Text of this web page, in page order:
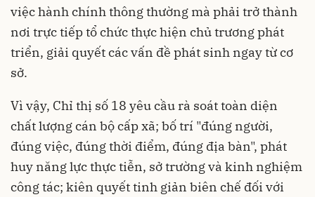
việc hành chính thông thường mà phải trở thành
nơi trực tiếp tổ chức thực hiện chủ trương phát
triển, giải quyết các vấn đề phát sinh ngay từ cơ
sở.
Vì vậy, Chỉ thị số 18 yêu cầu rà soát toàn diện
chất lượng cán bộ cấp xã; bố trí "đúng người,
đúng việc, đúng thời điểm, đúng địa bàn", phát
huy năng lực thực tiễn, sở trường và kinh nghiệm
công tác; kiên quyết tinh giản biên chế đối với